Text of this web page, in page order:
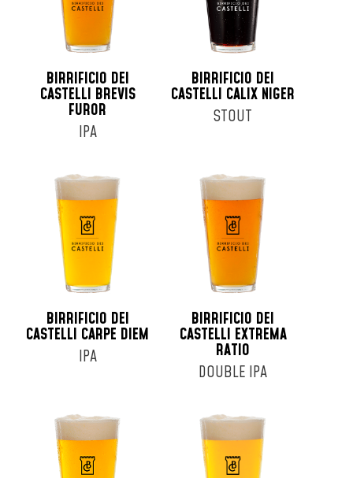
BIRRIFICIO DEI
CASTELLI BREVIS
FUROR
IPA
BIRRIFICIO DEI
CASTELLI CALIX NIGER
STOUT
BIRRIFICIO DEI
CASTELLI CARPE DIEM
IPA
BIRRIFICIO DEI
CASTELLI EXTREMA
RATIO
DOUBLE IPA